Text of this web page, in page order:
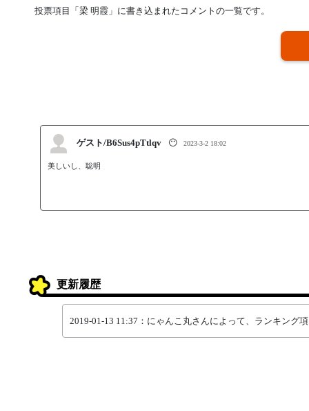
投票項目「梁 明霞」に書き込まれたコメントの一覧です。
ゲスト/B6Sus4pTtlqv 😶 2023-3-2 18:02
美しいし、聡明
更新履歴
2019-01-13 11:37：にゃんこ丸さんによって、ランキング